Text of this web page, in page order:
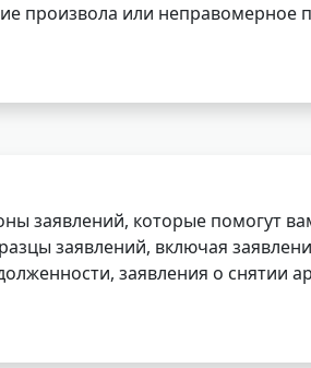
произвола или неправомерное
заявлений, которые помогут
заявлений, включая
заявления о снятии